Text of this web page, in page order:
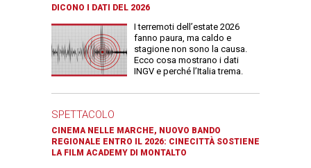
DICONO I DATI DEL 2026
I terremoti dell’estate 2026
fanno paura, ma caldo e
stagione non sono la causa.
Ecco cosa mostrano i dati
INGV e perché l’Italia trema.
SPETTACOLO
CINEMA NELLE MARCHE, NUOVO BANDO
REGIONALE ENTRO IL 2026: CINECITTÀ SOSTIENE
LA FILM ACADEMY DI MONTALTO